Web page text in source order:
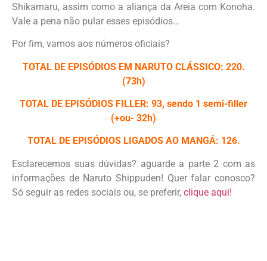
Shikamaru, assim como a aliança da Areia com Konoha.
Vale a pena não pular esses episódios…
Por fim, vamos aos números oficiais?
TOTAL DE EPISÓDIOS EM NARUTO CLÁSSICO: 220.
(73h)
TOTAL DE EPISÓDIOS FILLER: 93, sendo 1 semi-filler
(+ou- 32h)
TOTAL DE EPISÓDIOS LIGADOS AO MANGÁ: 126.
Esclarecemos suas dúvidas? aguarde a parte 2 com as
informações de Naruto Shippuden! Quer falar conosco?
Só seguir as redes sociais ou, se preferir, clique aqui!